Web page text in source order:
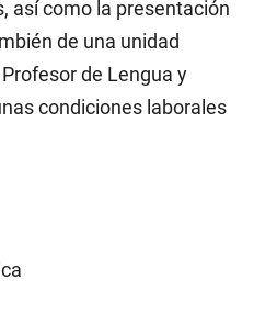
así como la presentación
de una unidad
de Lengua y
condiciones laborales